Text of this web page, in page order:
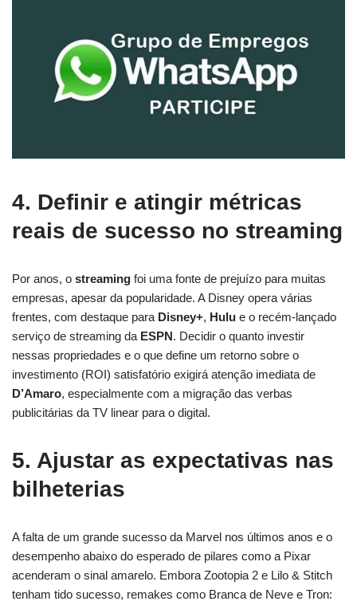
4. Definir e atingir métricas
reais de sucesso no streaming
Por anos, o streaming foi uma fonte de prejuízo para muitas
empresas, apesar da popularidade. A Disney opera várias
frentes, com destaque para Disney+, Hulu e o recém-lançado
serviço de streaming da ESPN. Decidir o quanto investir
nessas propriedades e o que define um retorno sobre o
investimento (ROI) satisfatório exigirá atenção imediata de
D’Amaro, especialmente com a migração das verbas
publicitárias da TV linear para o digital.
5. Ajustar as expectativas nas
bilheterias
A falta de um grande sucesso da Marvel nos últimos anos e o
desempenho abaixo do esperado de pilares como a Pixar
acenderam o sinal amarelo. Embora Zootopia 2 e Lilo & Stitch
tenham tido sucesso, remakes como Branca de Neve e Tron: